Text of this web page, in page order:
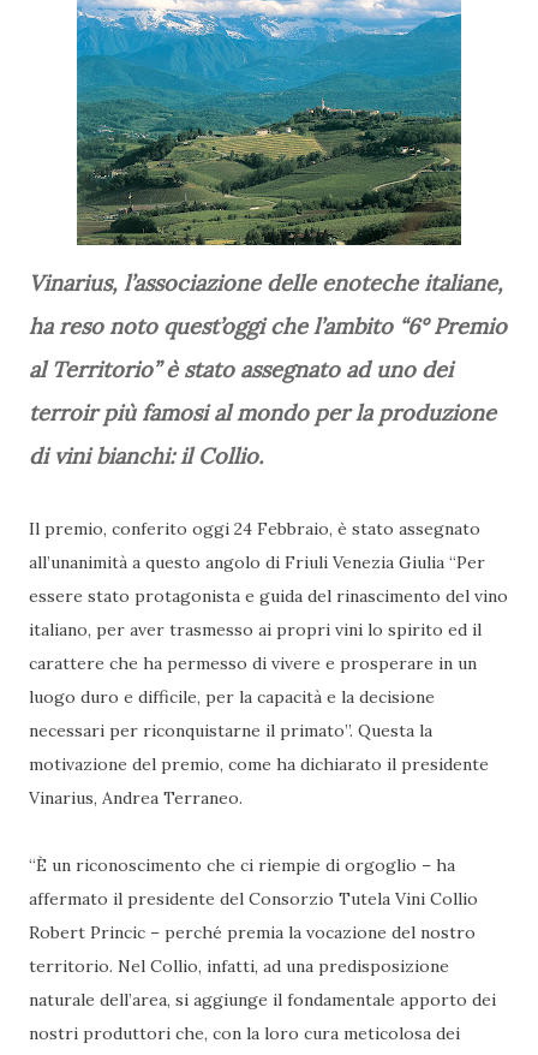
Vinarius, l’associazione delle enoteche italiane,
ha reso noto quest’oggi che l’ambito “6° Premio
al Territorio” è stato assegnato ad uno dei
terroir più famosi al mondo per la produzione
di vini bianchi: il Collio.
Il premio, conferito oggi 24 Febbraio, è stato assegnato
all’unanimità a questo angolo di Friuli Venezia Giulia “Per
essere stato protagonista e guida del rinascimento del vino
italiano, per aver trasmesso ai propri vini lo spirito ed il
carattere che ha permesso di vivere e prosperare in un
luogo duro e difficile, per la capacità e la decisione
necessari per riconquistarne il primato”. Questa la
motivazione del premio, come ha dichiarato il presidente
Vinarius, Andrea Terraneo.
“È un riconoscimento che ci riempie di orgoglio – ha
affermato il presidente del Consorzio Tutela Vini Collio
Robert Princic – perché premia la vocazione del nostro
territorio. Nel Collio, infatti, ad una predisposizione
naturale dell’area, si aggiunge il fondamentale apporto dei
nostri produttori che, con la loro cura meticolosa dei